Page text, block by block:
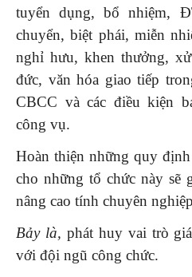
tuyển dụng, bổ nhiệm,
chuyển, biệt phái, miễn
nghỉ hưu, khen thưởng,
đức, văn hóa giao tiếp
CBCC và các điều kiện
công vụ.
Hoàn thiện những quy
cho những tổ chức này sẽ
nâng cao tính chuyên
Bảy là, phát huy vai trò
với đội ngũ công chức.